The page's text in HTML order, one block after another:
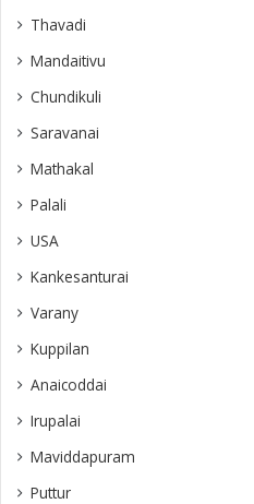
Thavadi
Mandaitivu
Chundikuli
Saravanai
Mathakal
Palali
USA
Kankesanturai
Varany
Kuppilan
Anaicoddai
Irupalai
Maviddapuram
Puttur